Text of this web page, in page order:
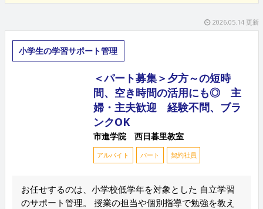
2026.05.14 更新
小学生の学習サポート管理
＜パート募集＞夕方～の短時
間、空き時間の活用にも◎ 主
婦・主夫歓迎 経験不問、ブラ
ンクOK
市進学院 西日暮里教室
アルバイト パート 契約社員
お任せするのは、小学校低学年を対象とした 自立学習
のサポート管理。 授業の担当や個別指導で勉強を教え